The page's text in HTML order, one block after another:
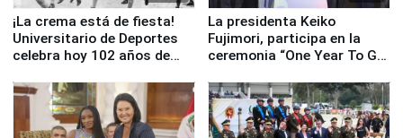
¡La crema está de fiesta!
Universitario de Deportes
celebra hoy 102 años de
La presidenta Keiko
Fujimori, participa en la
ceremonia “One Year To Go